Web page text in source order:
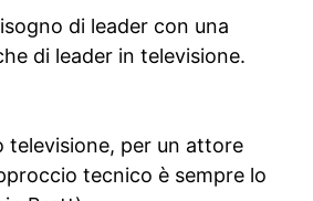
di leader con una
di leader in televisione.
televisione, per un attore
tecnico è sempre lo